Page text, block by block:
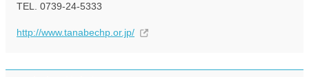
TEL. 0739-24-5333
http://www.tanabechp.or.jp/